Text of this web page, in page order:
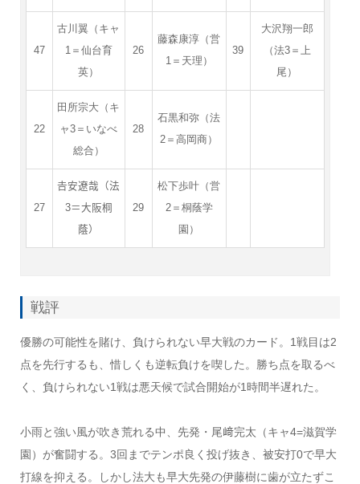
47
古川翼（キャ
1＝仙台育
英）
26
藤森康淳（営
1＝天理）
39
大沢翔一郎
（法3＝上
尾）
22
田所宗大（キ
ャ3＝いなべ
総合）
28
石黒和弥（法
2＝高岡商）
27
𠮷安遼哉（法
3＝大阪桐
蔭）
29
松下歩叶（営
2＝桐蔭学
園）
戦評
優勝の可能性を賭け、負けられない早大戦のカード。1戦目は2
点を先行するも、惜しくも逆転負けを喫した。勝ち点を取るべ
く、負けられない1戦は悪天候で試合開始が1時間半遅れた。
小雨と強い風が吹き荒れる中、先発・尾﨑完太（キャ4=滋賀学
園）が奮闘する。3回までテンポ良く投げ抜き、被安打0で早大
打線を抑える。しかし法大も早大先発の伊藤樹に歯が立たずこ